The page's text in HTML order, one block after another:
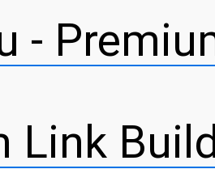
-
Link